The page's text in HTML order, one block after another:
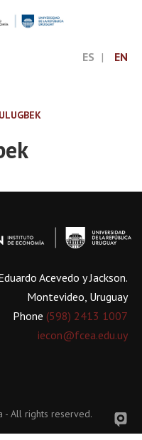
ES EN
Acevedo y Jackson.
Montevideo, Uruguay
Phone (598) 2413 1007
iecon@fcea.edu.uy
- All rights reserved.